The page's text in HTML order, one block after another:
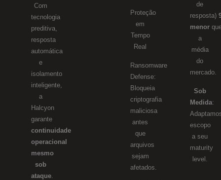
Com
tecnologia
preditiva,
resposta
automática
e
isolamento
inteligente,
a
Halcyon
garante
continuidade
operacional
mesmo
sob
ataque.
Proteção
em
Tempo
Real
Ransomware
Defense:
Bloqueia
criptografia
maliciosa
antes
que
arquivos
sejam
afetados.
de
resposta)
menor
a
média
do
mercado.
Sob
Medida:
escopo
a seu
maturity
level.